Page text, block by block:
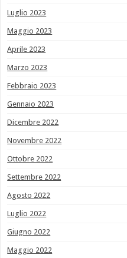
Luglio 2023
Maggio 2023
Aprile 2023
Marzo 2023
Febbraio 2023
Gennaio 2023
Dicembre 2022
Novembre 2022
Ottobre 2022
Settembre 2022
Agosto 2022
Luglio 2022
Giugno 2022
Maggio 2022